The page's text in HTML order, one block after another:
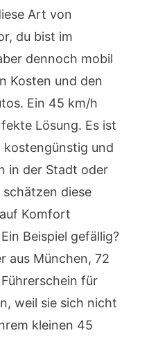
Art von
du bist im
dennoch mobil
Kosten und den
Ein 45 km/h
Lösung. Es ist
kostengünstig und
in der Stadt oder
schätzen diese
Komfort
Beispiel gefällig?
aus München, 72
für
weil sie sich nicht
kleinen 45